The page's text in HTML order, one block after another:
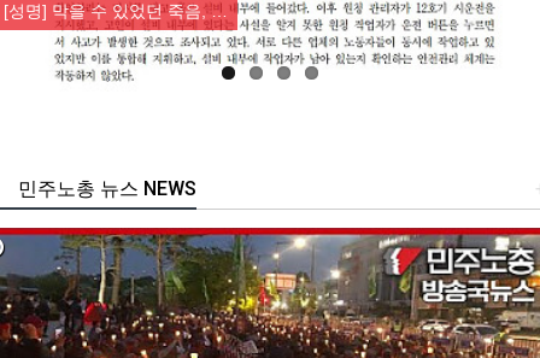
[성명] 막을 수 있었던 죽음, …
주노총 뉴스 NEWS